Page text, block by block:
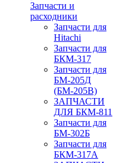
Запчасти и
расходники
Запчасти для
Hitachi
Запчасти для
БКМ-317
Запчасти для
БМ-205Д
(БМ-205В)
ЗАПЧАСТИ
ДЛЯ БКМ-811
Запчасти для
БМ-302Б
Запчасти для
БКМ-317А